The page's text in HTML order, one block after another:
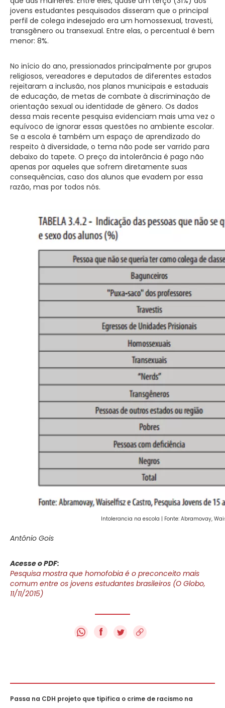
jovens estudantes pesquisados disseram que o principal
perfil de colega indesejado era um homossexual, travesti,
transgênero ou transexual. Entre elas, o percentual é bem
menor: 8%.
No início do ano, pressionados principalmente por grupos
religiosos, vereadores e deputados de diferentes estados
rejeitaram a inclusão, nos planos municipais e estaduais
de educação, de metas de combate à discriminação de
orientação sexual ou identidade de gênero. Os dados
dessa mais recente pesquisa evidenciam mais uma vez o
equívoco de ignorar essas questões no ambiente escolar.
Se a escola é também um espaço de aprendizado do
respeito à diversidade, o tema não pode ser varrido para
debaixo do tapete. O preço da intolerância é pago não
apenas por aqueles que sofrem diretamente suas
consequências, caso dos alunos que evadem por essa
razão, mas por todos nós.
Intolerancia na escola | Fonte: Abramovay,
Antônio Gois
Acesse o PDF:
Pesquisa mostra que homofobia é o preconceito mais
comum entre os jovens estudantes brasileiros (O Globo,
11/11/2015)
f
Passa na CDH projeto que tipifica o crime de racismo na